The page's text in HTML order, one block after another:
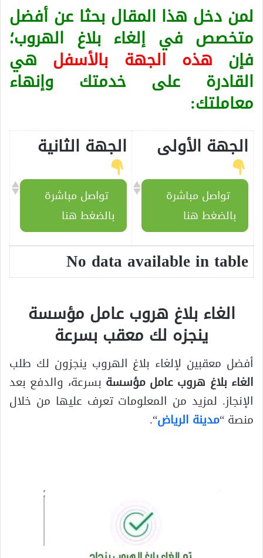
لمن دخل هذا المقال بحثا عن أفضل
متخصص في إلغاء بلاغ الهروب؛
فإن هذه الجهة بالأسفل هي
القادرة على خدمتك وإنهاء
معاملتك:
الجهة الأولى
تواصل مباشرة
بالضغط هنا
الجهة الثانية
تواصل مباشرة
بالضغط هنا
No data available in table
الغاء بلاغ هروب عامل مؤسسة
ينجزه لك معقب بسرعة
أفضل معقبين لإلغاء بلاغ الهروب ينجزون لك طلب
الغاء بلاغ هروب عامل مؤسسة بسرعة، والدفع بعد
الإنجاز. لمزيد من المعلومات تعرف عليها من خلال
منصة “مدينة الرياض“.